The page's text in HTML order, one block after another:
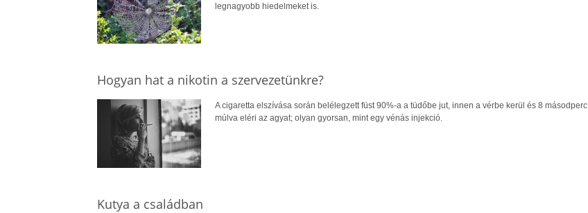
legnagyobb hiedelmeket is.
Hogyan hat a nikotin a szervezetünkre?
A cigaretta elszívása során belélegzett füst 90%-a a tüdőbe jut, innen a vérbe kerül és 8 másodperc
múlva eléri az agyat; olyan gyorsan, mint egy vénás injekció.
Kutya a családban